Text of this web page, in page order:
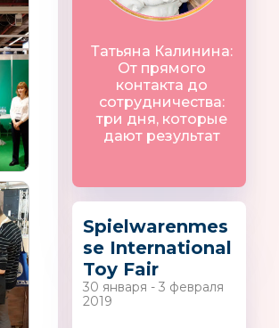
FUNNY BUNNY
HOBBY-BOSS
Мир
Игрушек
Лидер
Татьяна Калинина:
От прямого
контакта до
сотрудничества:
три дня, которые
дают результат
Spielwarenmes
se International
Toy Fair
30 января - 3 февраля
2019